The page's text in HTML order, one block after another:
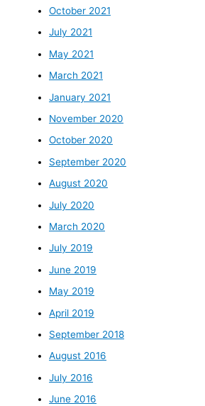
October 2021
July 2021
May 2021
March 2021
January 2021
November 2020
October 2020
September 2020
August 2020
July 2020
March 2020
July 2019
June 2019
May 2019
April 2019
September 2018
August 2016
July 2016
June 2016